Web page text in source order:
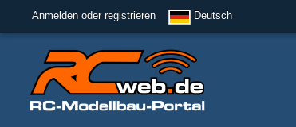
Anmelden oder registrieren Deutsch